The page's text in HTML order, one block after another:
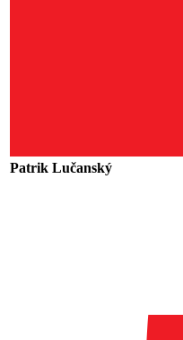
Patrik Lučanský